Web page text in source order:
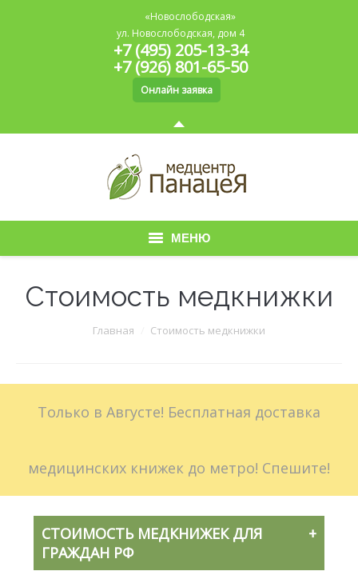
«Новослободская»
ул. Новослободская, дом 4
+7 (495) 205-13-34
+7 (926) 801-65-50
Онлайн заявка
МЕНЮ
Больничные листы
Стоимость
Акции
Контакты
Стоимость медкнижки
Главная Стоимость медкнижки
Только в Августе! Бесплатная доставка
медицинских книжек до метро! Спешите!
СТОИМОСТЬ МЕДКНИЖЕК ДЛЯ
ГРАЖДАН РФ